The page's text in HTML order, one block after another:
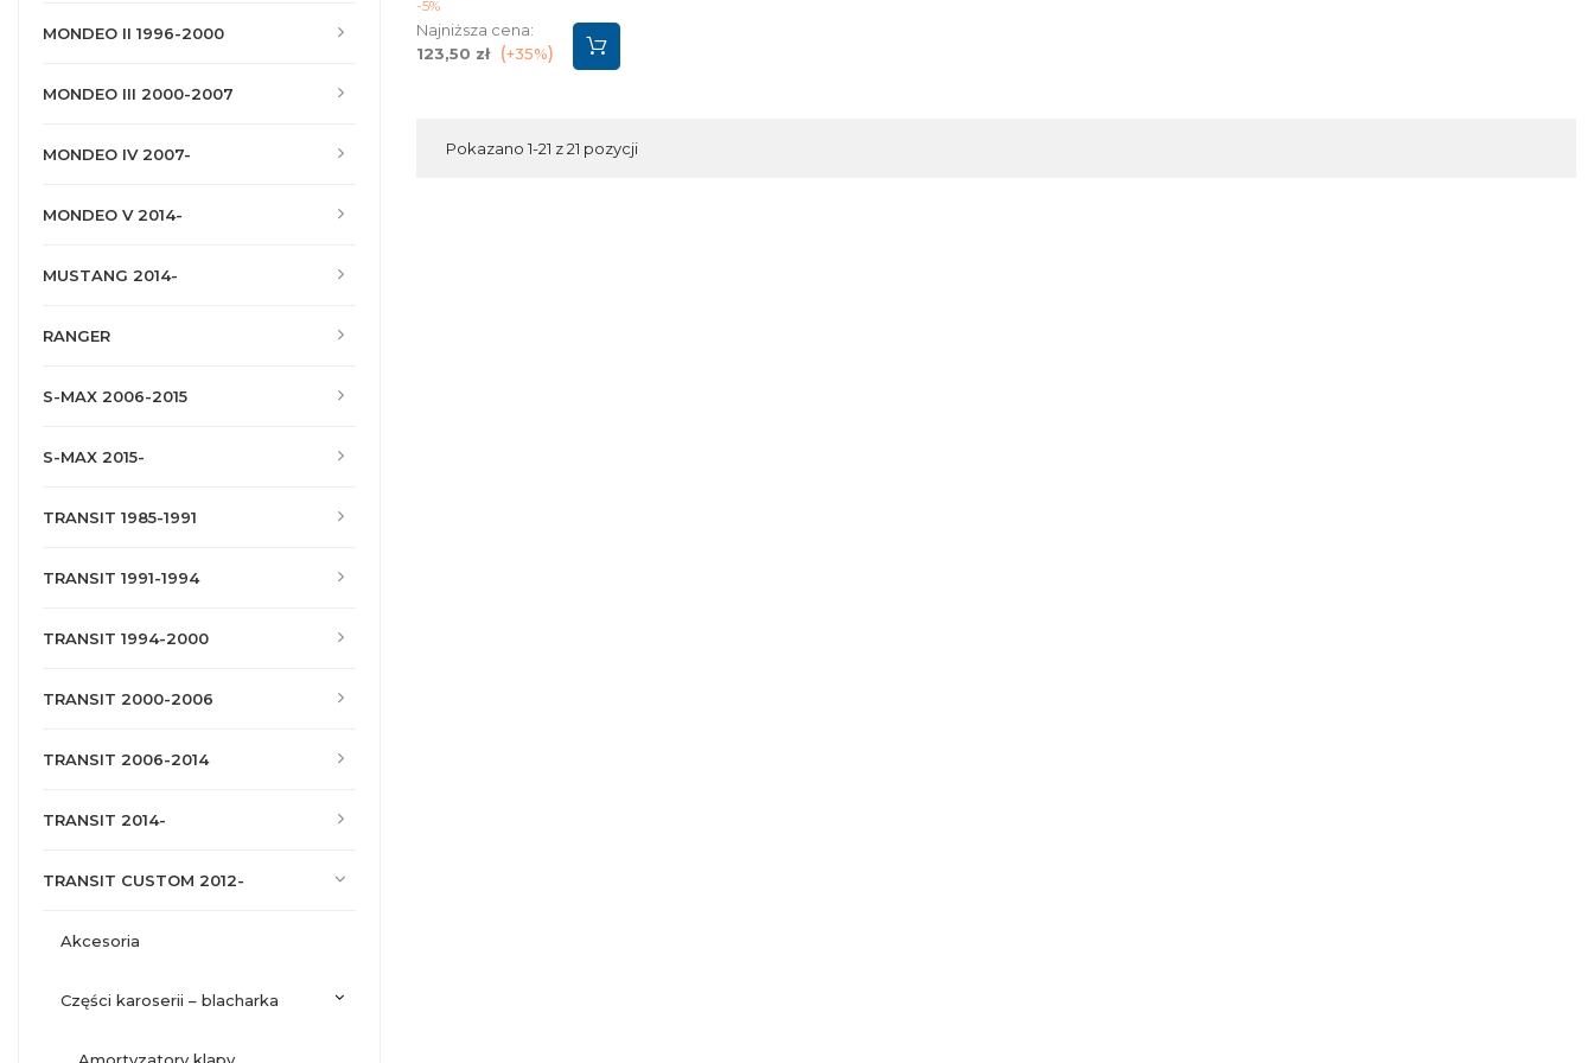
MONDEO II 1996-2000
MONDEO III 2000-2007
MONDEO IV 2007-
MONDEO V 2014-
MUSTANG 2014-
RANGER
S-MAX 2006-2015
S-MAX 2015-
TRANSIT 1985-1991
TRANSIT 1991-1994
TRANSIT 1994-2000
TRANSIT 2000-2006
TRANSIT 2006-2014
TRANSIT 2014-
TRANSIT CUSTOM 2012-
akcesoria
części karoserii – blacharka
-5%
Najniższa cena:
123,50 zł
+35%
Pokazano 1-21 z 21 pozycji